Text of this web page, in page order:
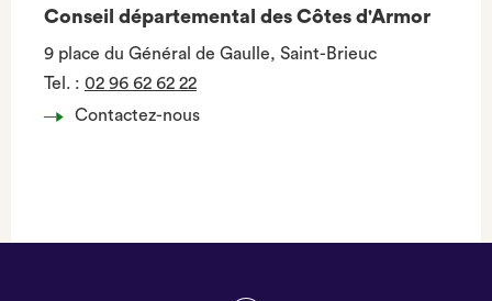
Conseil départemental des Côtes d'Armor
9 place du Général de Gaulle, Saint-Brieuc
Tel. : 02 96 62 62 22
Contactez-nous